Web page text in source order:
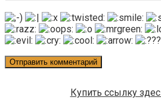
Купить ссылку